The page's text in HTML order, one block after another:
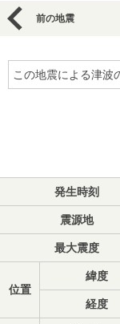
前の地震
この地震による津波
発生時刻
震源地
最大震度
位置
緯度
経度